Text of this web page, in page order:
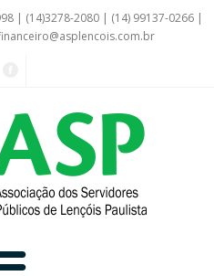
| (14)3278-2080 | (14) 99137-0266 |